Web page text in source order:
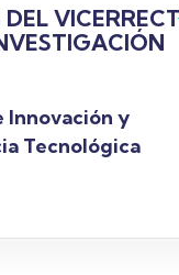
DEL
Innovación y
Tecnológica